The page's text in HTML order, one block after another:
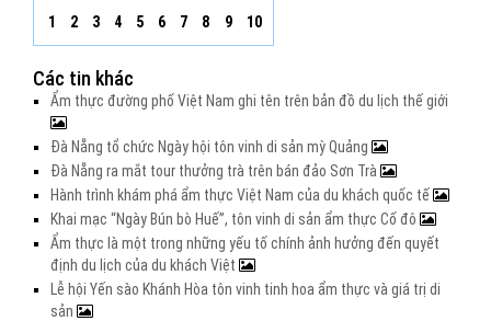
1 2 3 4 5 6 7 8 9 10
Các tin khác
Ẩm thực đường phố Việt Nam ghi tên trên bản đồ du lịch thế giới
Đà Nẵng tổ chức Ngày hội tôn vinh di sản mỳ Quảng
Đà Nẵng ra mắt tour thưởng trà trên bán đảo Sơn Trà
Hành trình khám phá ẩm thực Việt Nam của du khách quốc tế
Khai mạc “Ngày Bún bò Huế”, tôn vinh di sản ẩm thực Cố đô
Ẩm thực là một trong những yếu tố chính ảnh hưởng đến quyết
định du lịch của du khách Việt
Lễ hội Yến sào Khánh Hòa tôn vinh tinh hoa ẩm thực và giá trị di
sản